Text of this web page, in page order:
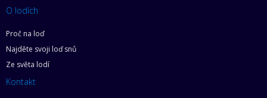
O lodích
Proč na loď
Najděte svoji loď snů
Ze světa lodí
Kontakt